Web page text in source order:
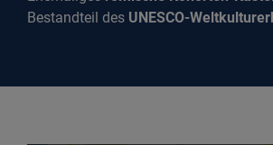
Bestandteil des UNESCO-